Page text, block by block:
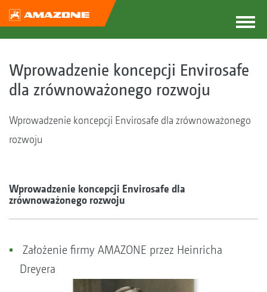
Wprowadzenie koncepcji Envirosafe
dla zrównoważonego rozwoju
Wprowadzenie koncepcji Envirosafe dla zrównoważonego
rozwoju
Wprowadzenie koncepcji Envirosafe dla
zrównoważonego rozwoju
Założenie firmy AMAZONE przez Heinricha
Dreyera